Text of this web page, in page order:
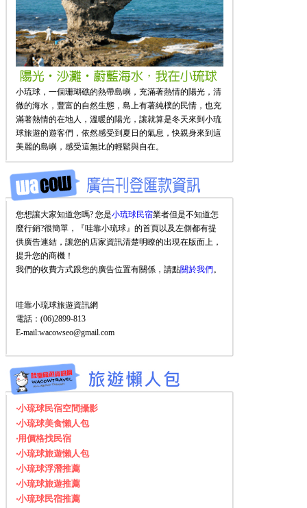
小琉球，一個珊瑚礁的熱帶島嶼，充滿著熱情的陽光，清
徹的海水，豐富的自然生態，島上有著純樸的民情，也充
滿著熱情的在地人，溫暖的陽光，讓就算是冬天來到小琉
球旅遊的遊客們，依然感受到夏日的氣息，快親身來到這
美麗的島嶼，感受這無比的輕鬆與自在。
您想讓大家知道您嗎? 您是小琉球民宿業者但是不知道怎
麼行銷?很簡單，『哇靠小琉球』的首頁以及左側都有提
供廣告連結，讓您的店家資訊清楚明瞭的出現在版面上，
提升您的商機！
我們的收費方式跟您的廣告位置有關係，請點關於我們。
哇靠小琉球旅遊資訊網
電話：(06)2899-813
E-mail:wacowseo@gmail.com
‧小琉球民宿空間攝影
‧小琉球美食懶人包
‧用價格找民宿
‧小琉球旅遊懶人包
‧小琉球浮潛推薦
‧小琉球旅遊推薦
‧小琉球民宿推薦